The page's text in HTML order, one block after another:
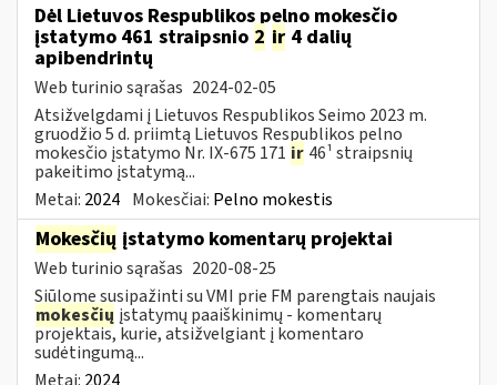
Dėl Lietuvos Respublikos pelno mokesčio
įstatymo 461 straipsnio 2 ir 4 dalių
apibendrintų
Web turinio sąrašas 2024-02-05
Atsižvelgdami į Lietuvos Respublikos Seimo 2023 m.
gruodžio 5 d. priimtą Lietuvos Respublikos pelno
mokesčio įstatymo Nr. IX-675 171 ir 46¹ straipsnių
pakeitimo įstatymą...
Metai: 2024 Mokesčiai: Pelno mokestis
Mokesčių įstatymo komentarų projektai
Web turinio sąrašas 2020-08-25
Siūlome susipažinti su VMI prie FM parengtais naujais
mokesčių įstatymų paaiškinimų - komentarų
projektais, kurie, atsižvelgiant į komentaro
sudėtingumą...
Metai: 2024